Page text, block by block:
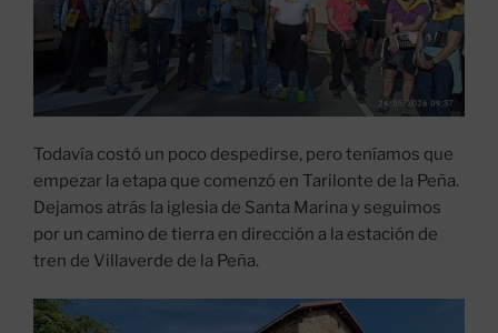
Todavía costó un poco despedirse, pero teníamos que
empezar la etapa que comenzó en Tarilonte de la Peña.
Dejamos atrás la iglesia de Santa Marina y seguimos
por un camino de tierra en dirección a la estación de
tren de Villaverde de la Peña.